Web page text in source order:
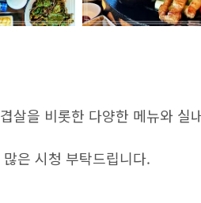
살을 비롯한 다양한 메뉴와
은 시청 부탁드립니다.